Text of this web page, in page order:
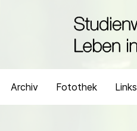
Archiv Fotothek Links